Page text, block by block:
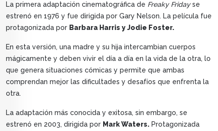
La primera adaptación cinematográfica de Freaky Fridayse
estrenó en 1976 y fue dirigida por Gary Nelson. La película fue
protagonizada por Barbara Harris y Jodie Foster.
En esta versión, una madre y su hija intercambian cuerpos
mágicamente y deben vivir el día a día en la vida de la otra, lo
que genera situaciones cómicas y permite que ambas
comprendan mejor las dificultades y desafíos que enfrenta la
otra.
La adaptación más conocida y exitosa, sin embargo, se
estrenó en 2003, dirigida por Mark Waters. Protagonizada